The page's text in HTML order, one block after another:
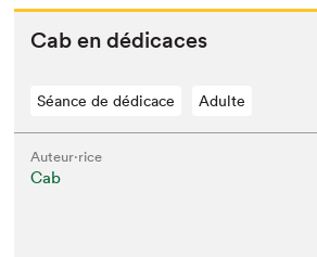
Cab en dédicaces
Séance de dédicace Adulte
Auteur·rice
Cab